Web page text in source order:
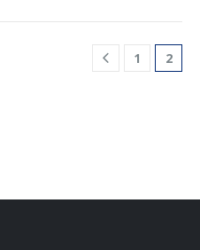
(serie UVG3 2.0,…
1 2